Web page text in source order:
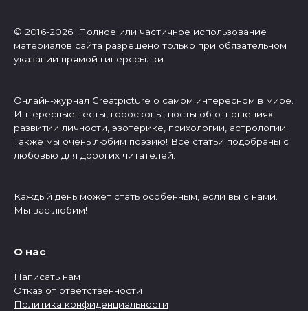
© 2016-2026 Полное или частичное использование
материалов сайта разрешено только при обязательном
указании прямой гиперссылки.
Онлайн-журнал Greatpicture о самом интересном в мире.
Интересные тесты, гороскопы, посты об отношениях,
развитии личности, эзотерике, психологии, астрологии.
Также мы очень любим поэзию! Все статьи подобраны с
любовью для дорогих читателей.
Каждый день может стать особенным, если вы с нами.
Мы вас любим!
О нас
Написать нам
Отказ от ответственности
Политика конфиденциальности